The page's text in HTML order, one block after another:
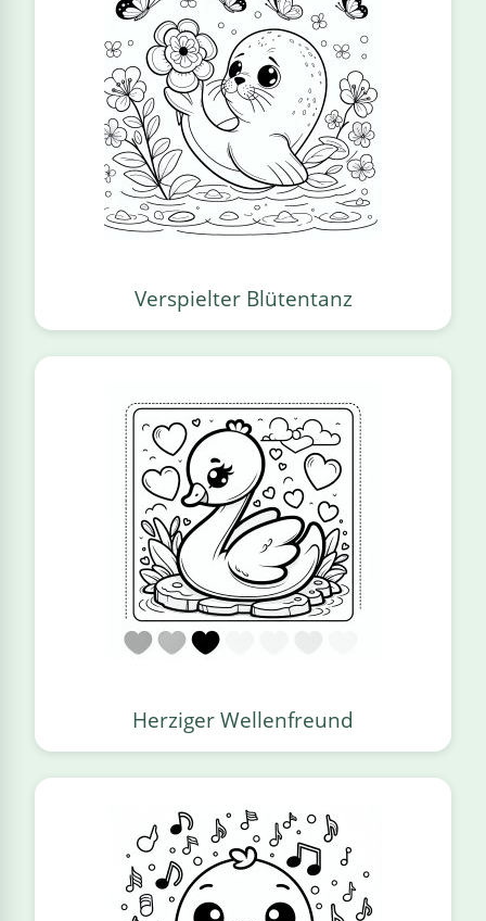
Verspielter Blütentanz
Herziger Wellenfreund